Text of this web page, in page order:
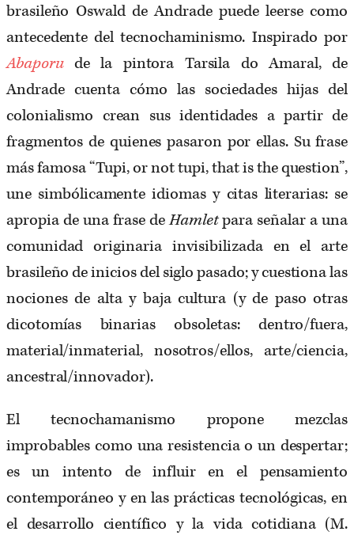
brasileño Oswald de Andrade puede leerse como
antecedente del tecnochaminismo. Inspirado por
Abaporude la pintora Tarsila do Amaral, de
Andrade cuenta cómo las sociedades hijas del
colonialismo crean sus identidades a partir de
fragmentos de quienes pasaron por ellas. Su frase
más famosa “Tupi, or not tupi, that is the question”,
une simbólicamente idiomas y citas literarias: se
apropia de una frase deHamletpara señalar a una
comunidad originaria invisibilizada en el arte
brasileño de inicios del siglo pasado; y cuestiona las
nociones de alta y baja cultura (y de paso otras
dicotomías binarias obsoletas: dentro/fuera,
material/inmaterial, nosotros/ellos, arte/ciencia,
ancestral/innovador).
El tecnochamanismo propone mezclas
improbables como una resistencia o un despertar;
es un intento de influir en el pensamiento
contemporáneo y en las prácticas tecnológicas, en
el desarrollo científico y la vida cotidiana (M.